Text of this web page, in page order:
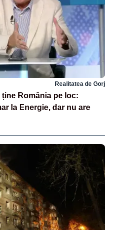
Realitatea de Gorj
România pe loc:
la Energie, dar nu are